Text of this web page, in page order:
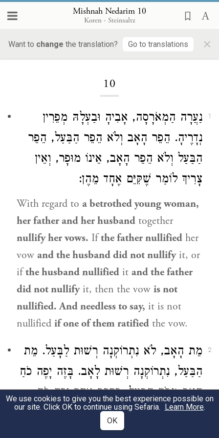
Mishnah Nedarim 10
Koren - Steinsaltz
Want to change the translation? Go to translations ×
10
1
נַעֲרָה הַמְאֹרָסָה, אָבִיהָ וּבַעְלָהּ מְפֵרִין
נְדָרֶיהָ. הֵפֵר הָאָב וְלֹא הֵפֵר הַבַּעַל, הֵפֵר
הַבַּעַל וְלֹא הֵפֵר הָאָב, אֵינוֹ מוּפָר, וְאֵין
צָרִיךְ לוֹמַר שֶׁקִּיֵּם אֶחָד מֵהֶן:
With regard to a betrothed young woman,
her father and her husband together
nullify her vows. Ifthe father nullified her
vow and the husband did not nullifyit, or
ifthe husband nullified it and the father
did not nullifyit, then the vow is not
nullified. And needless to say, it is not
nullified if one of them ratified the vow.
2
מֵת הָאָב, לֹא נִתְרוֹקְנָה רְשׁוּת לַבָּעַל. מֵת
הַבַּעַל, נִתְרוֹקְנָה רְשׁוּת לָאָב. בָּזֶה יָפֶה כֹחַ
הָאָב מִכֹּחַ הַבָּעַל. בְּדָבָר אַחֵר יָפֶה כֹחַ
הַבַּעַל מִכֹּחַ הָאָב, שֶׁהַבַּעַל מֵפֵר בְּבֶגֶר,
וְהָאָב אֵינוֹ מֵפֵר בְּבָגֶר:
We use cookies to give you the best experience possible on
our site. Click OK to continue using Sefaria. Learn More.
OK